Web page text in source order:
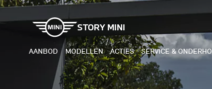
STORY MINI
AANBOD MODELLEN ACTIES SERVICE &